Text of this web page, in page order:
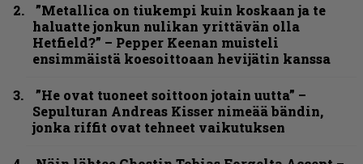
”Metallica on tiukempi kuin koskaan ja te
haluatte jonkun nulikan yrittävän olla
Hetfield?” – Pepper Keenan muisteli
ensimmäistä koesoittoaan hevijätin kanssa
”He ovat tuoneet soittoon jotain uutta” –
Sepulturan Andreas Kisser nimeää bändin,
jonka riffit ovat tehneet vaikutuksen